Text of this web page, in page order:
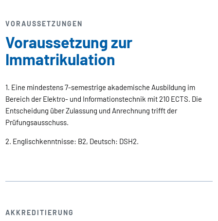
VORAUSSETZUNGEN
Voraussetzung zur
Immatrikulation
1. Eine mindestens 7-semestrige akademische Ausbildung im
Bereich der Elektro- und Informationstechnik mit 210 ECTS. Die
Entscheidung über Zulassung und Anrechnung trifft der
Prüfungsausschuss.
2. Englischkenntnisse: B2, Deutsch: DSH2.
AKKREDITIERUNG